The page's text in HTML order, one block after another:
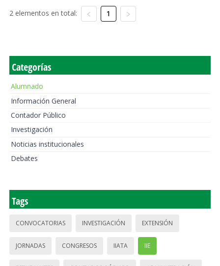
2 elementos en total: 1
Categorías
Alumnado
Información General
Contador Público
Investigación
Noticias institucionales
Debates
Tags
CONVOCATORIAS INVESTIGACIÓN EXTENSIÓN
JORNADAS CONGRESOS IIATA IIE